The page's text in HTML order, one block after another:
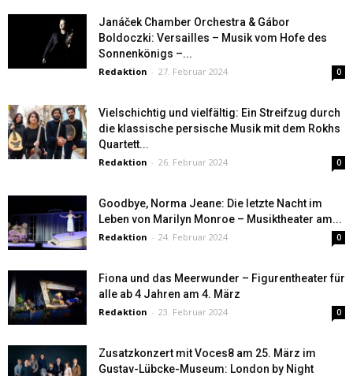
Janáček Chamber Orchestra & Gábor
Boldoczki: Versailles – Musik vom Hofe des
Sonnenkönigs –...
Redaktion - 27. Februar 2024 0
Vielschichtig und vielfältig: Ein Streifzug durch
die klassische persische Musik mit dem Rokhs
Quartett...
Redaktion - 26. Februar 2024 0
Goodbye, Norma Jeane: Die letzte Nacht im
Leben von Marilyn Monroe – Musiktheater am...
Redaktion - 24. Februar 2024 0
Fiona und das Meerwunder – Figurentheater für
alle ab 4 Jahren am 4. März
Redaktion - 23. Februar 2024 0
Zusatzkonzert mit Voces8 am 25. März im
Gustav-Lübcke-Museum: London by Night